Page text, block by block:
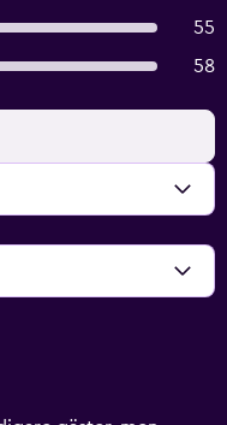
55
58